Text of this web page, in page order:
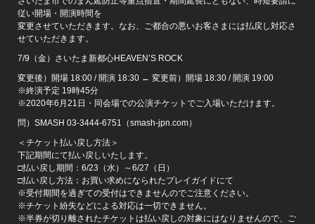
従い開場・開演時間を
変更させていただきます。なお、ご都合の悪いお客さまには払戻し対応さ
せていただきます。
7/9（金）さいたま新都心HEAVEN’S ROCK
変更後）開場 18:00 / 開演 18:30 ← 変更前）開場 18:30 / 開演 19:00
※終演予定 19時45分
※2020年6月21日・同会場での公演チケットでご入場いただけます。
問）SMASH 03-3444-6751（smash-jpn.com）
＜チケット払い戻し方法＞
下記期間にて払い戻しいたします。
□払い戻し期間：6/23（水）～6/27（日）
□払い戻し方法：お買い求めになられたプレイガイドにて
※受付期間を過ぎての受付はできませんのでご注意ください。
※チケット紛失などによる対応は一切できません。
※半券が切り離されたチケットは払い戻しの対象にはなりませんので、ご